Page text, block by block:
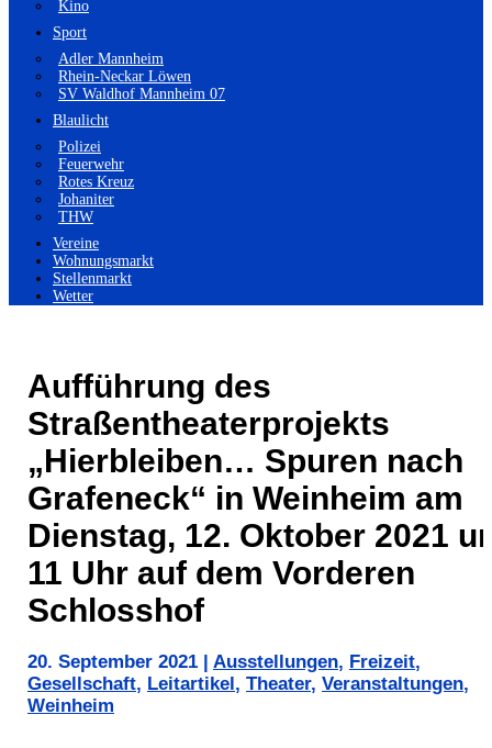
Kino
Sport
Adler Mannheim
Rhein-Neckar Löwen
SV Waldhof Mannheim 07
Blaulicht
Polizei
Feuerwehr
Rotes Kreuz
Johaniter
THW
Vereine
Wohnungsmarkt
Stellenmarkt
Wetter
Aufführung des
Straßentheaterprojekts
„Hierbleiben… Spuren nach
Grafeneck“ in Weinheim am
Dienstag, 12. Oktober 2021
11 Uhr auf dem Vorderen
Schlosshof
20. September 2021 Ausstellungen, Freizeit,
Gesellschaft, Leitartikel , Theater, Veranstaltungen,
Weinheim